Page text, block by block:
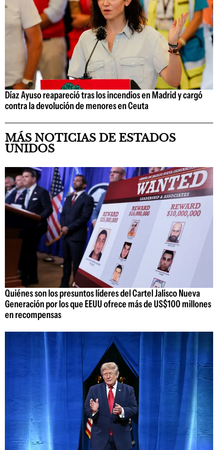
Díaz Ayuso reapareció tras los incendios en Madrid y cargó
contra la devolución de menores en Ceuta
MÁS NOTICIAS DE ESTADOS
UNIDOS
Quiénes son los presuntos líderes del Cartel Jalisco Nueva
Generación por los que EEUU ofrece más de US$100 millones
en recompensas